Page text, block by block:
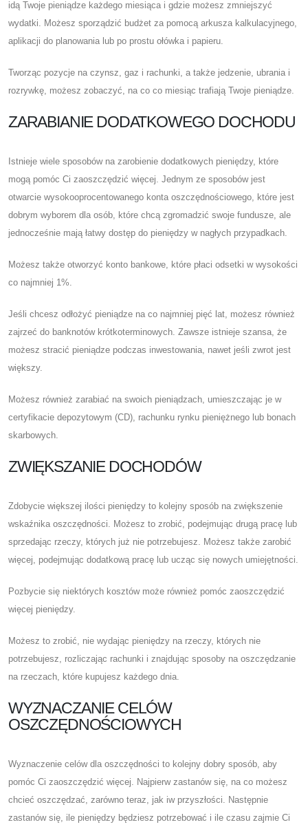
idą Twoje pieniądze każdego miesiąca i gdzie możesz zmniejszyć
wydatki. Możesz sporządzić budżet za pomocą arkusza kalkulacyjnego,
aplikacji do planowania lub po prostu ołówka i papieru.
Tworząc pozycje na czynsz, gaz i rachunki, a także jedzenie, ubrania i
rozrywkę, możesz zobaczyć, na co co miesiąc trafiają Twoje pieniądze.
ZARABIANIE DODATKOWEGO DOCHODU
Istnieje wiele sposobów na zarobienie dodatkowych pieniędzy, które
mogą pomóc Ci zaoszczędzić więcej. Jednym ze sposobów jest
otwarcie wysokooprocentowanego konta oszczędnościowego, które jest
dobrym wyborem dla osób, które chcą zgromadzić swoje fundusze, ale
jednocześnie mają łatwy dostęp do pieniędzy w nagłych przypadkach.
Możesz także otworzyć konto bankowe, które płaci odsetki w wysokości
co najmniej 1%.
Jeśli chcesz odłożyć pieniądze na co najmniej pięć lat, możesz również
zajrzeć do banknotów krótkoterminowych. Zawsze istnieje szansa, że ​​
możesz stracić pieniądze podczas inwestowania, nawet jeśli zwrot jest
większy.
Możesz również zarabiać na swoich pieniądzach, umieszczając je w
certyfikacie depozytowym (CD), rachunku rynku pieniężnego lub bonach
skarbowych.
ZWIĘKSZANIE DOCHODÓW
Zdobycie większej ilości pieniędzy to kolejny sposób na zwiększenie
wskaźnika oszczędności. Możesz to zrobić, podejmując drugą pracę lub
sprzedając rzeczy, których już nie potrzebujesz. Możesz także zarobić
więcej, podejmując dodatkową pracę lub ucząc się nowych umiejętności.
Pozbycie się niektórych kosztów może również pomóc zaoszczędzić
więcej pieniędzy.
Możesz to zrobić, nie wydając pieniędzy na rzeczy, których nie
potrzebujesz, rozliczając rachunki i znajdując sposoby na oszczędzanie
na rzeczach, które kupujesz każdego dnia.
WYZNACZANIE CELÓW
OSZCZĘDNOŚCIOWYCH
Wyznaczenie celów dla oszczędności to kolejny dobry sposób, aby
pomóc Ci zaoszczędzić więcej. Najpierw zastanów się, na co możesz
chcieć oszczędzać, zarówno teraz, jak iw przyszłości. Następnie
zastanów się, ile pieniędzy będziesz potrzebować i ile czasu zajmie Ci